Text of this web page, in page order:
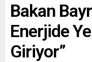
Bakan
Enerjide
Giriyor”